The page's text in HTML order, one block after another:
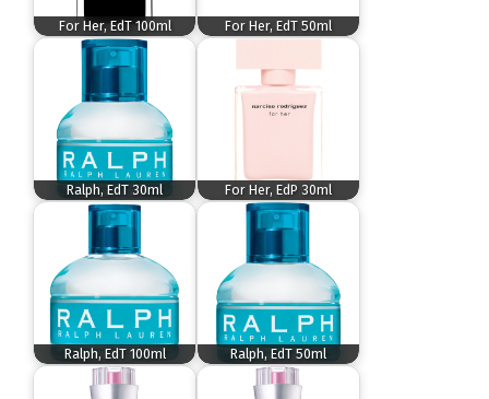
For Her, EdT 100ml For Her, EdT 50ml
Ralph, EdT 30ml For Her, EdP 30ml
Ralph, EdT 100ml Ralph, EdT 50ml